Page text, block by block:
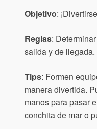
Objetivo:
Reglas:
salida y de llegada.
Tips: Formen
manera divertida.
manos para pasar
conchita de mar o